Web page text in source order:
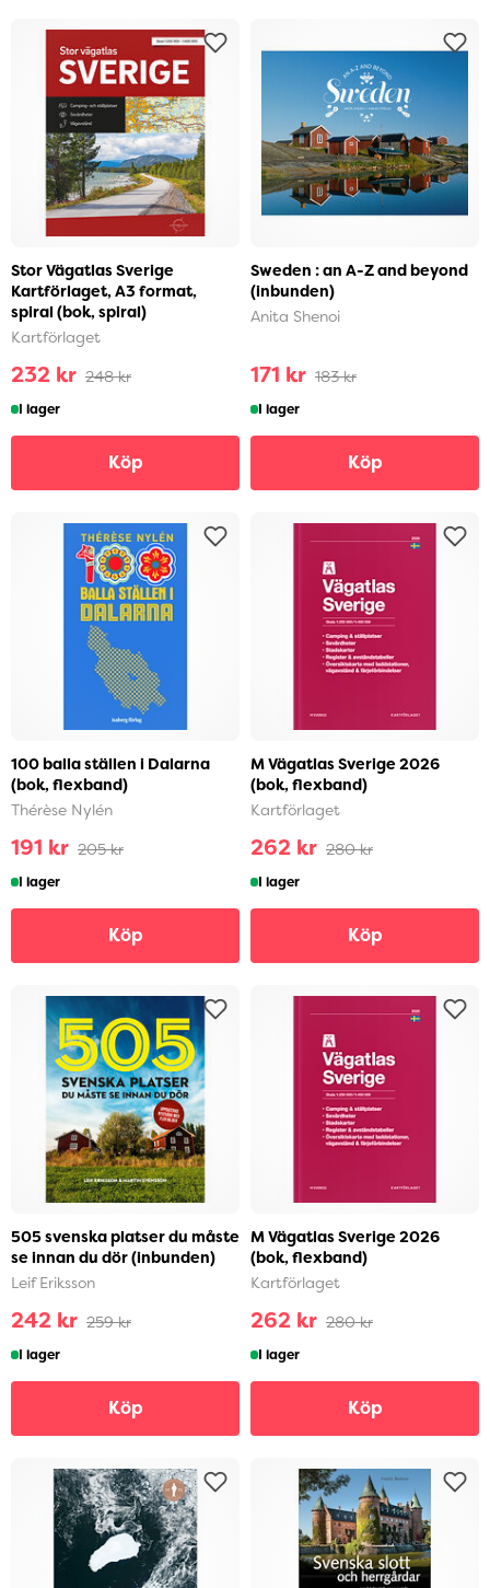
Stor Vägatlas Sverige
Kartförlaget, A3 format,
spiral (bok, spiral)
Kartförlaget
232 kr 248 kr
I lager
Köp
Sweden : an A-Z and beyond
(inbunden)
Anita Shenoi
171 kr 183 kr
I lager
Köp
100 balla ställen i Dalarna
(bok, flexband)
Thérèse Nylén
191 kr 205 kr
I lager
Köp
M Vägatlas Sverige 2026
(bok, flexband)
Kartförlaget
262 kr 280 kr
I lager
Köp
505 svenska platser du måste
se innan du dör (inbunden)
Leif Eriksson
242 kr 259 kr
I lager
Köp
M Vägatlas Sverige 2026
(bok, flexband)
Kartförlaget
262 kr 280 kr
I lager
Köp